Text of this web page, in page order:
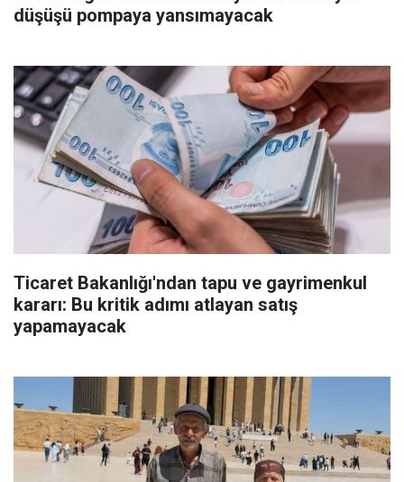
düşüşü pompaya yansımayacak
Ticaret Bakanlığı'ndan tapu ve gayrimenkul
kararı: Bu kritik adımı atlayan satış
yapamayacak